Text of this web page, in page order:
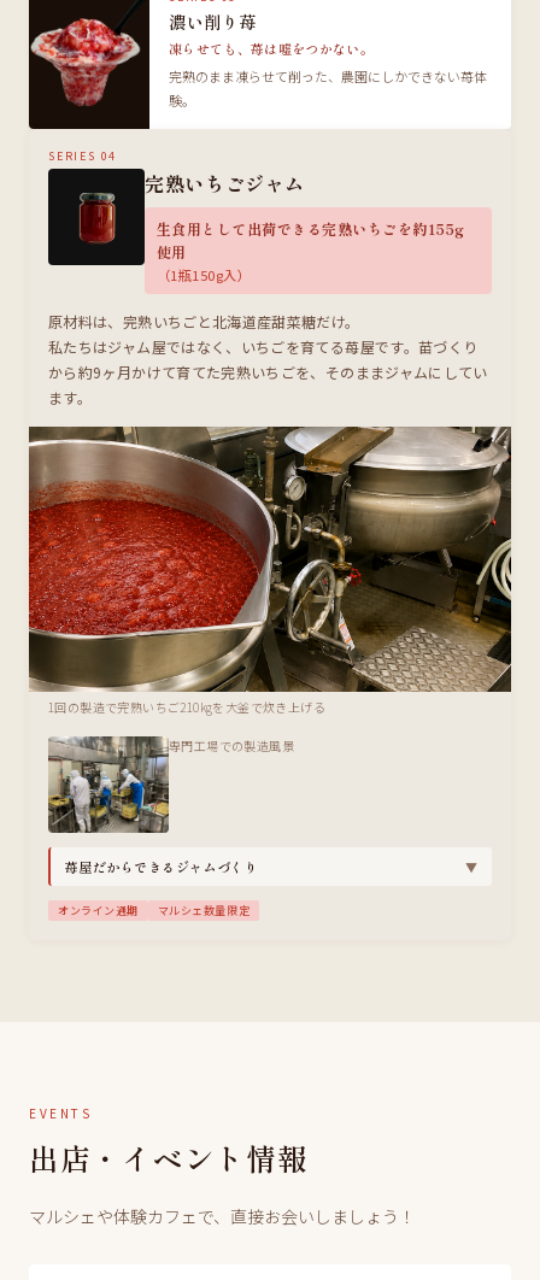
濃い削り苺
凍らせても、苺は嘘をつかない。
完熟のまま凍らせて削った、農園にしかできない苺体
験。
SERIES 04
完熟いちごジャム
生食用として出荷できる完熟いちごを約155g
使用
（1瓶150g入）
原材料は、完熟いちごと北海道産甜菜糖だけ。
私たちはジャム屋ではなく、いちごを育てる苺屋です。苗づくり
から約9ヶ月かけて育てた完熟いちごを、そのままジャムにしてい
ます。
1回の製造で完熟いちご210kgを大釜で炊き上げる
専門工場での製造風景
苺屋だからできるジャムづくり ▼
オンライン通期 マルシェ数量限定
EVENTS
出店・イベント情報
マルシェや体験カフェで、直接お会いしましょう！